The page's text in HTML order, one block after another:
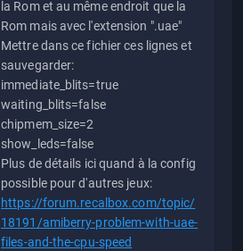
la Rom et au même endroit que la
Rom mais avec l'extension ".uae"
Mettre dans ce fichier ces lignes et
sauvegarder:
immediate_blits=true
waiting_blits=false
chipmem_size=2
show_leds=false
Plus de détails ici quand à la config
possible pour d'autres jeux:
https://forum.recalbox.com/topic/
18191/amiberry-problem-with-uae-
files-and-the-cpu-speed